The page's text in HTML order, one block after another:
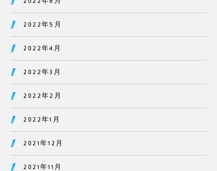
2022年5月
2022年4月
2022年3月
2022年2月
2022年1月
2021年12月
2021年11月